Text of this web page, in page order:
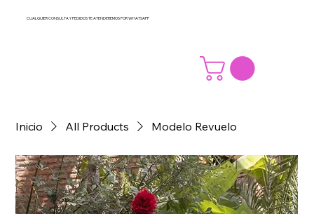
CUALQUIER CONSULTA Y PEDIDOS TE ATENDEREMOS POR WHATSAPP
Inicio All Products Modelo Revuelo